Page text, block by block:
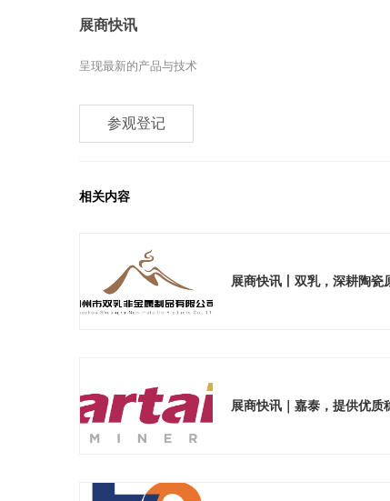
展商快讯
呈现最新的产品与技术
参观登记
相关内容